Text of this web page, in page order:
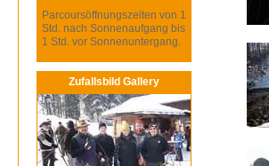
Parcoursöffnungszeiten von 1
Std. nach Sonnenaufgang bis
1 Std. vor Sonnenuntergang.
Zufallsbild Gallery